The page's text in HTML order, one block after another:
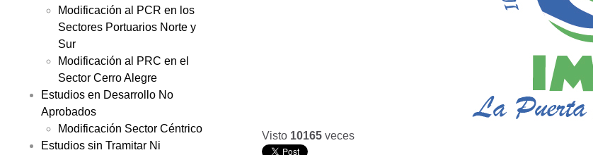
Modificación al PCR en los
Sectores Portuarios Norte y
Sur
Modificación al PRC en el
Sector Cerro Alegre
Estudios en Desarrollo No
Aprobados
Modificación Sector Céntrico
Estudios sin Tramitar Ni
Visto 10165 veces